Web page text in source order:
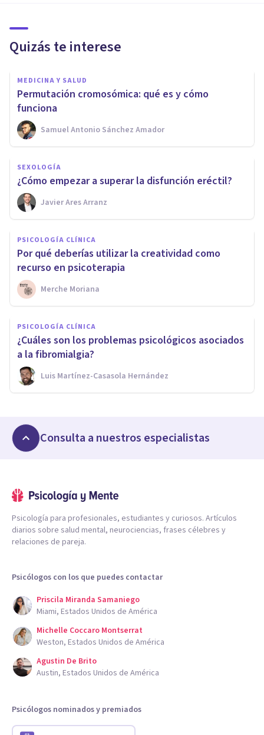
Quizás te interese
MEDICINA Y SALUD
Permutación cromosómica: qué es y cómo
funciona
Samuel Antonio Sánchez Amador
SEXOLOGÍA
¿Cómo empezar a superar la disfunción eréctil?
Javier Ares Arranz
PSICOLOGÍA CLÍNICA
Por qué deberías utilizar la creatividad como
recurso en psicoterapia
Merche Moriana
PSICOLOGÍA CLÍNICA
¿Cuáles son los problemas psicológicos asociados
a la fibromialgia?
Luis Martínez-Casasola Hernández
Consulta a nuestros especialistas
Psicología para profesionales, estudiantes y curiosos. Artículos
diarios sobre salud mental, neurociencias, frases célebres y
relaciones de pareja.
Psicólogos con los que puedes contactar
Priscila Miranda Samaniego
Miami, Estados Unidos de América
Michelle Coccaro Montserrat
Weston, Estados Unidos de América
Agustin De Brito
Austin, Estados Unidos de América
Psicólogos nominados y premiados